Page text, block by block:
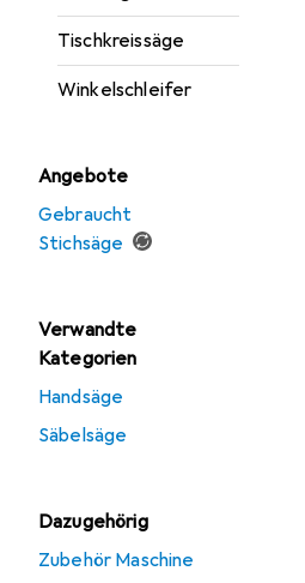
Tischkreissäge
Winkelschleifer
Angebote
Gebraucht
Stichsäge
Verwandte
Kategorien
Handsäge
Säbelsäge
Dazugehörig
Zubehör Maschine